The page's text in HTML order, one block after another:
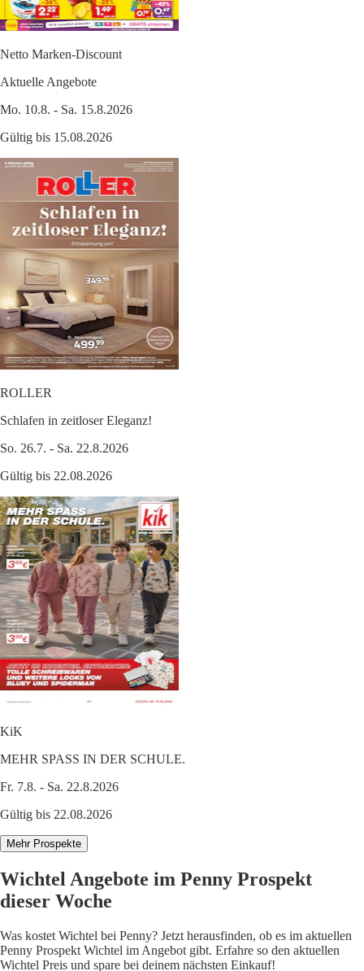
Netto Marken-Discount
Aktuelle Angebote
Mo. 10.8. - Sa. 15.8.2026
Gültig bis 15.08.2026
ROLLER
Schlafen in zeitloser Eleganz!
So. 26.7. - Sa. 22.8.2026
Gültig bis 22.08.2026
KiK
MEHR SPASS IN DER SCHULE.
Fr. 7.8. - Sa. 22.8.2026
Gültig bis 22.08.2026
Mehr Prospekte
Wichtel Angebote im Penny Prospekt
dieser Woche
Was kostet Wichtel bei Penny? Jetzt herausfinden, ob es im aktuellen
Penny Prospekt Wichtel im Angebot gibt. Erfahre so den aktuellen
Wichtel Preis und spare bei deinem nächsten Einkauf!